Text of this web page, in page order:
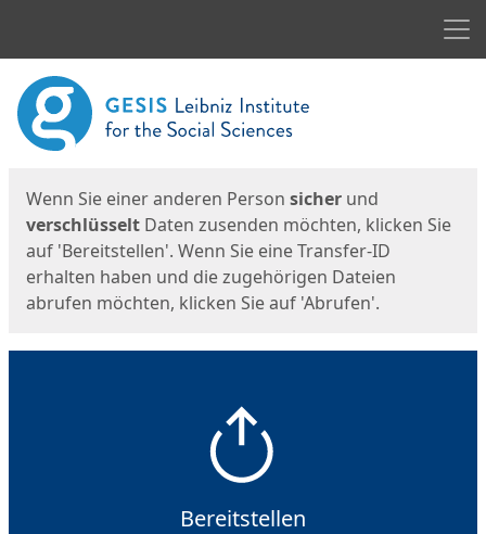
Start
Wenn Sie einer anderen Person sicher und
verschlüsselt Daten zusenden möchten, klicken Sie
auf 'Bereitstellen'. Wenn Sie eine Transfer-ID
erhalten haben und die zugehörigen Dateien
abrufen möchten, klicken Sie auf 'Abrufen'.
Bereitstellen